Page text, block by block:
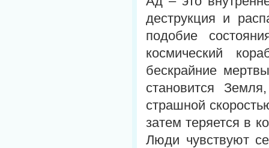
деструкция и
подобие
космический
бескрайние
становится
страшной
затем теряется в
Люди чувствуют